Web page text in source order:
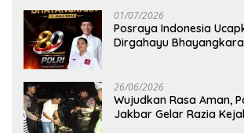
01/07/2026
Posraya Indonesia
Dirgahayu
26/06/2026
Wujudkan Rasa Aman,
Jakbar Gelar Razia